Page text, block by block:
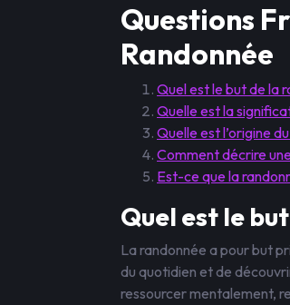
Questions
Randonnée
Quel est le but de la
Quelle est la
Quelle est l’origine
Comment décrire
Est-ce que la
Quel est le
La randonnée a pour but
du quotidien et de
ressourcer mentalement,